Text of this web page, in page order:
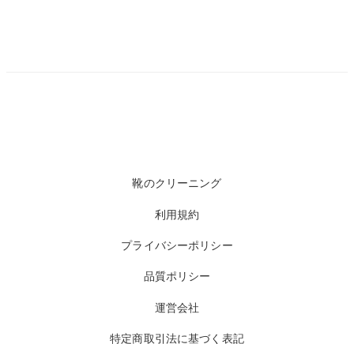
靴のクリーニング
利用規約
プライバシーポリシー
品質ポリシー
運営会社
特定商取引法に基づく表記